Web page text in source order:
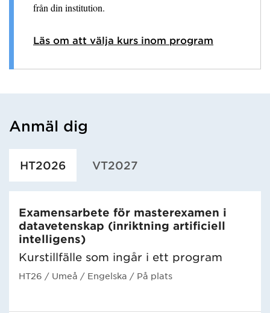
från din institution.
Läs om att välja kurs inom program
Anmäl dig
HT2026 VT2027
Examensarbete för masterexamen i
datavetenskap (inriktning artificiell
intelligens)
Kurstillfälle som ingår i ett program
HT26 / Umeå / Engelska / På plats